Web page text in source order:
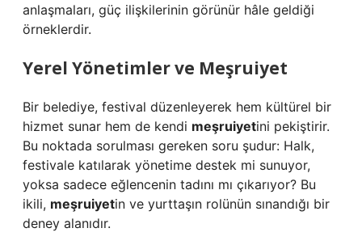
anlaşmaları, güç ilişkilerinin görünür hâle geldiği
örneklerdir.
Yerel Yönetimler ve Meşruiyet
Bir belediye, festival düzenleyerek hem kültürel bir
hizmet sunar hem de kendi meşruiyetini pekiştirir.
Bu noktada sorulması gereken soru şudur: Halk,
festivale katılarak yönetime destek mi sunuyor,
yoksa sadece eğlencenin tadını mı çıkarıyor? Bu
ikili, meşruiyetin ve yurttaşın rolünün sınandığı bir
deney alanıdır.